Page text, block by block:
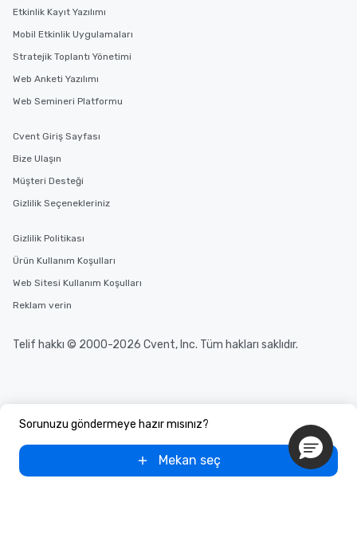
Tours also provides a range of tour
durations. Our shortest tour is about
2.5 hours; our longest is about 5
incentives.
Sorunuzu göndermeye hazır mısınız?
Mekan seç
Etkinlik Kayıt Yazılımı
Mobil Etkinlik Uygulamaları
Stratejik Toplantı Yönetimi
Web Anketi Yazılımı
Web Semineri Platformu
Cvent Giriş Sayfası
Bize Ulaşın
Müşteri Desteği
Gizlilik Seçenekleriniz
Gizlilik Politikası
Ürün Kullanım Koşulları
Web Sitesi Kullanım Koşulları
Reklam verin
Telif hakkı © 2000-2026 Cvent, Inc. Tüm hakları saklıdır.